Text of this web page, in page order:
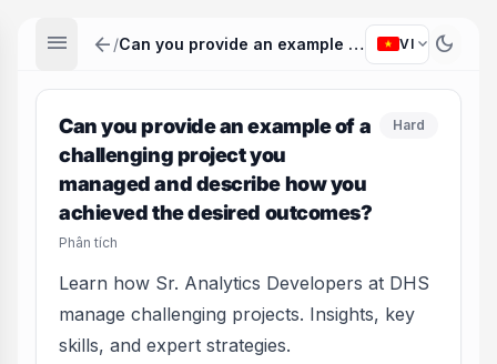
menu arrow_back / Can you provide an example of a challenging project you managed and describe how you achieved the desired outcomes? VI expand_more dark_mode
Can you provide an example of a
challenging project you
managed and describe how you
achieved the desired outcomes?
Phân tích
Hard
Learn how Sr. Analytics Developers at DHS
manage challenging projects. Insights, key
skills, and expert strategies.